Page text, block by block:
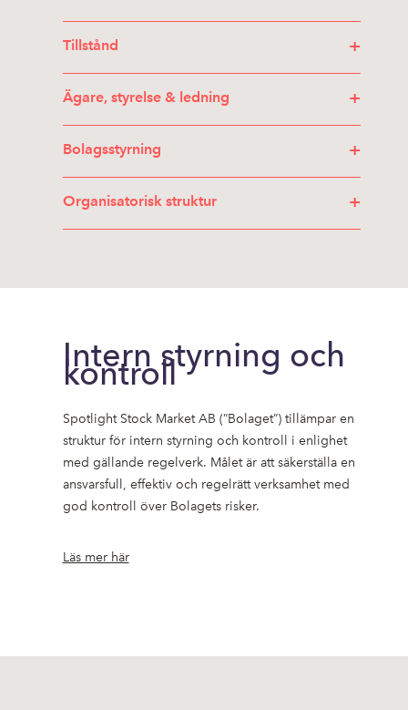
Tillstånd +
Ägare, styrelse & ledning +
Bolagsstyrning +
Organisatorisk struktur +
Intern styrning och
kontroll
Spotlight Stock Market AB (”Bolaget”) tillämpar en
struktur för intern styrning och kontroll i enlighet
med gällande regelverk. Målet är att säkerställa en
ansvarsfull, effektiv och regelrätt verksamhet med
god kontroll över Bolagets risker.
Läs mer här